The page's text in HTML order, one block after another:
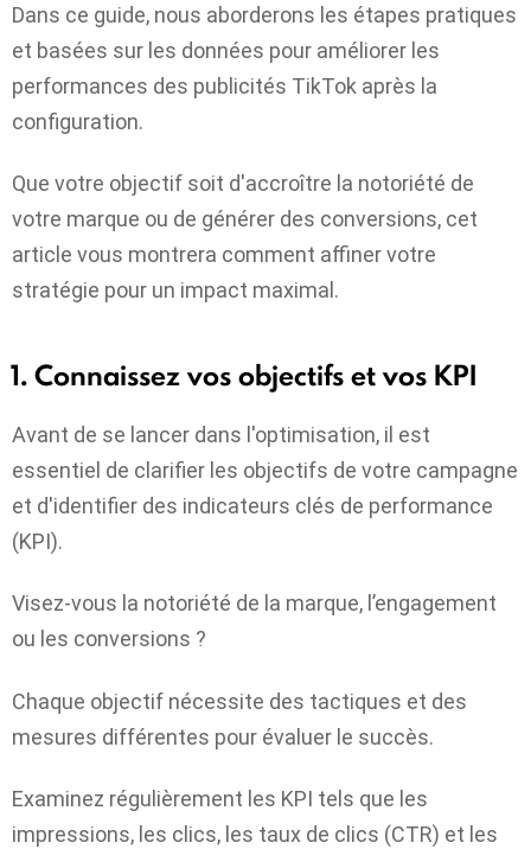
Dans ce guide, nous aborderons les étapes pratiques
et basées sur les données pour améliorer les
performances des publicités TikTok après la
configuration.
Que votre objectif soit d'accroître la notoriété de
votre marque ou de générer des conversions, cet
article vous montrera comment affiner votre
stratégie pour un impact maximal.
1. Connaissez vos objectifs et vos KPI
Avant de se lancer dans l'optimisation, il est
essentiel de clarifier les objectifs de votre campagne
et d'identifier des indicateurs clés de performance
(KPI).
Visez-vous la notoriété de la marque, l’engagement
ou les conversions ?
Chaque objectif nécessite des tactiques et des
mesures différentes pour évaluer le succès.
Examinez régulièrement les KPI tels que les
impressions, les clics, les taux de clics (CTR) et les